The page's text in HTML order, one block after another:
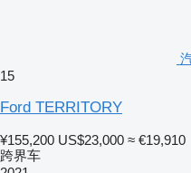
15
Ford TERRITORY
¥155,200 US$23,000 ≈ €19,910
跨界车